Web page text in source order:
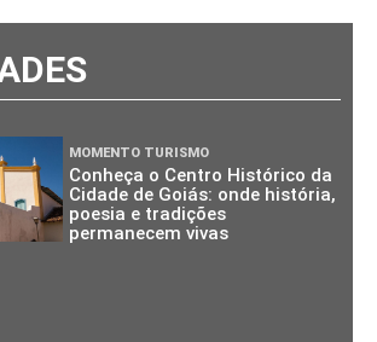
MOMENTO TURISMO
Conheça o Centro Histórico da
Cidade de Goiás: onde história,
poesia e tradições
permanecem vivas